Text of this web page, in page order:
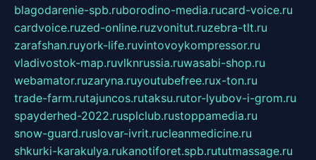
blagodarenie-spb.ruborodino-media.rucard-voice.ru
cardvoice.ruzed-online.ruzvonitut.ruzebra-tlt.ru
zarafshan.ruyork-life.ruvintovoykompressor.ru
vladivostok-map.ruvlknrussia.ruwasabi-shop.ru
webamator.ruzaryna.ruyoutubefree.rux-ton.ru
trade-farm.rutajuncos.rutaksu.rutor-lyubov-i-grom.ru
spayderhed-2022.rusplclub.rustoppamedia.ru
snow-guard.ruslovar-ivrit.rucleanmedicine.ru
shkurki-karakulya.rukanotiforet.spb.rututmassage.ru